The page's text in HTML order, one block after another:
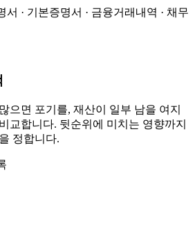
서 · 기본증명서 · 금융거래내역 · 채무
으면 포기를, 재산이 일부 남을 여지
교합니다. 뒷순위에 미치는 영향까지
정합니다.